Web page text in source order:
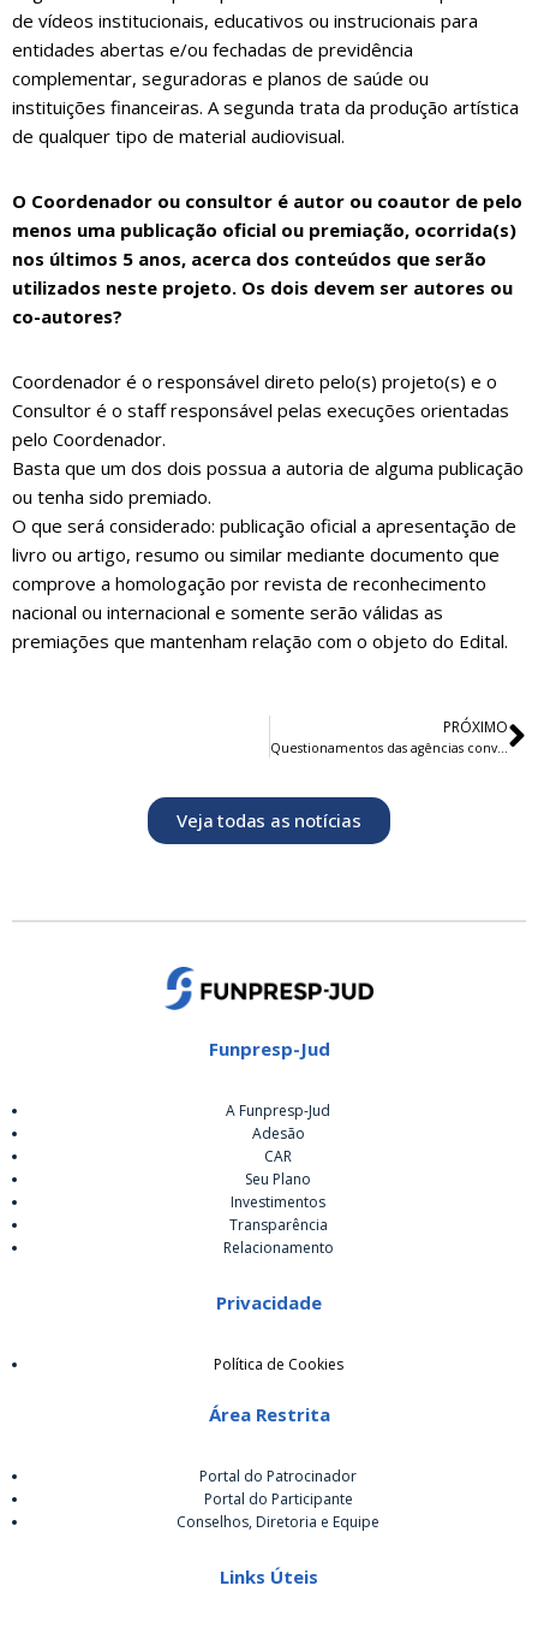
de vídeos institucionais, educativos ou instrucionais para
entidades abertas e/ou fechadas de previdência
complementar, seguradoras e planos de saúde ou
instituições financeiras. A segunda trata da produção artística
de qualquer tipo de material audiovisual.
O Coordenador ou consultor é autor ou coautor de pelo
menos uma publicação oficial ou premiação, ocorrida(s)
nos últimos 5 anos, acerca dos conteúdos que serão
utilizados neste projeto. Os dois devem ser autores ou
co-autores?
Coordenador é o responsável direto pelo(s) projeto(s) e o
Consultor é o staff responsável pelas execuções orientadas
pelo Coordenador.
Basta que um dos dois possua a autoria de alguma publicação
ou tenha sido premiado.
O que será considerado: publicação oficial a apresentação de
livro ou artigo, resumo ou similar mediante documento que
comprove a homologação por revista de reconhecimento
nacional ou internacional e somente serão válidas as
premiações que mantenham relação com o objeto do Edital.
PRÓXIMO
Questionamentos das agências convidadas sobre os Editais 15/2015 e 16/2015
Veja todas as notícias
Funpresp-Jud
A Funpresp-Jud
Adesão
CAR
Seu Plano
Investimentos
Transparência
Relacionamento
Privacidade
Política de Cookies
Área Restrita
Portal do Patrocinador
Portal do Participante
Conselhos, Diretoria e Equipe
Links Úteis